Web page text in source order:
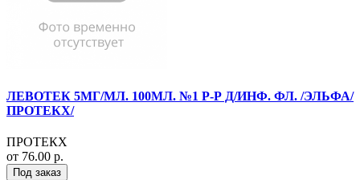
ЛЕВОТЕК 5МГ/МЛ. 100МЛ. №1 Р-Р Д/ИНФ. ФЛ. /ЭЛЬФА/
ПРОТЕКХ/
ПРОТЕКХ
от 76.00 р.
Под заказ